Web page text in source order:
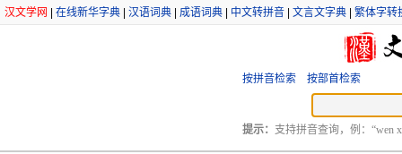
汉文学网 在线新华字典 汉语词典 成语词典 中文转拼音 文言文字典 繁体字转
按拼音检索 按部首检索
提示： 支持拼音查询，例：“wen